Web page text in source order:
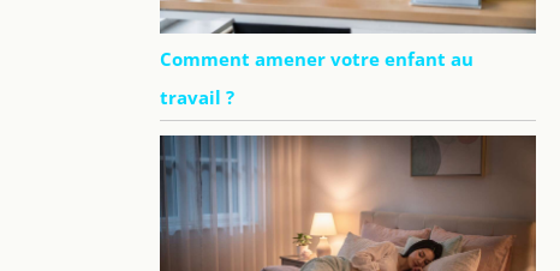
Comment amener votre enfant au
travail ?